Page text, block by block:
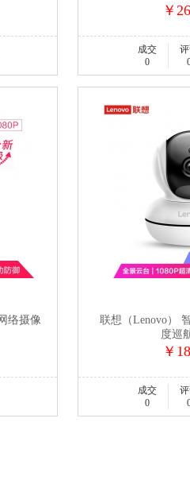
￥
成交
0
络摄像
联想（Lenovo）
度巡
￥
成交
0